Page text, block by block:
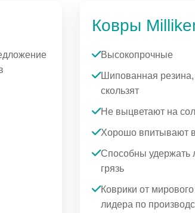
Ковры
Высокопрочные
Шипованная резина,
скользят
Не выцветают на
Хорошо впитывают
Способны удержать
грязь
Коврики от мирового
лидера по